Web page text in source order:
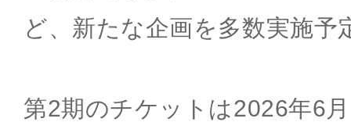
ど、新たな企画を多数実施予
第2期のチケットは2026年6